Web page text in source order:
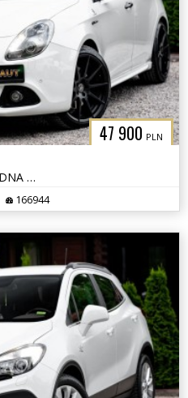
47 900 PLN
1.75T 240KM Xenon LED Nav DNA Grz. fot. Alcantra Półskóra Klima Serwis
166944